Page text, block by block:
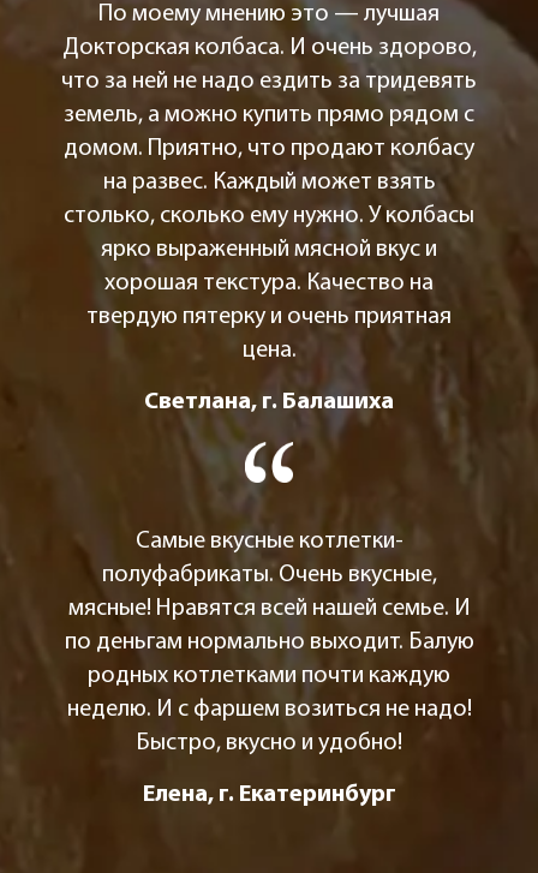
По моему мнению это — лучшая
Докторская колбаса. И очень здорово,
что за ней не надо ездить за тридевять
земель, а можно купить прямо рядом с
домом. Приятно, что продают колбасу
на развес. Каждый может взять
столько, сколько ему нужно. У колбасы
ярко выраженный мясной вкус и
хорошая текстура. Качество на
твердую пятерку и очень приятная
цена.
Светлана, г. Балашиха
Самые вкусные котлетки-
полуфабрикаты. Очень вкусные,
мясные! Нравятся всей нашей семье. И
по деньгам нормально выходит. Балую
родных котлетками почти каждую
неделю. И с фаршем возиться не надо!
Быстро, вкусно и удобно!
Елена, г. Екатеринбург